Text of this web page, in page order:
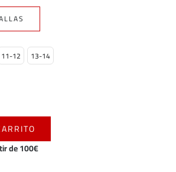
11-12 13-14
de 100€